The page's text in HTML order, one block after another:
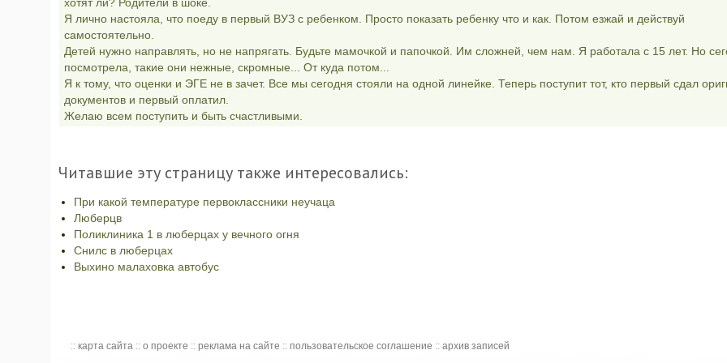
Я лично настояла, что поеду в первый ВУЗ с ребенком. Просто показать ребенку что и как. Потом езжай и действуй
самостоятельно.
Детей нужно направлять, но не напрягать. Будьте мамочкой и папочкой. Им сложней, чем нам. Я работала с 15 лет. Но
посмотрела, такие они нежные, скромные... От куда потом...
Я к тому, что оценки и ЭГЕ не в зачет. Все мы сегодня стояли на одной линейке. Теперь поступит тот, кто первый сдал
документов и первый оплатил.
Желаю всем поступить и быть счастливыми.
Читавшие эту страницу также интересовались:
При какой температуре первоклассники неучаца
Люберцв
Поликлиника 1 в люберцах у вечного огня
Снилс в люберцах
Выхино малаховка автобус
:: карта сайта :: о проекте :: реклама на сайте :: пользовательское соглашение :: архив записей